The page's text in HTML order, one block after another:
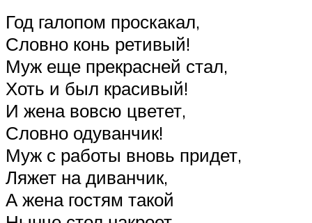
Год галопом проскакал,
Словно конь ретивый!
Муж еще прекрасней стал,
Хоть и был красивый!
И жена вовсю цветет,
Словно одуванчик!
Муж с работы вновь придет,
Ляжет на диванчик,
А жена гостям такой